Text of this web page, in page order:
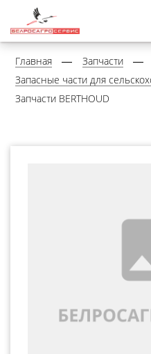
Главная
Запчасти
Запасные части для
Запчасти BERTHOUD